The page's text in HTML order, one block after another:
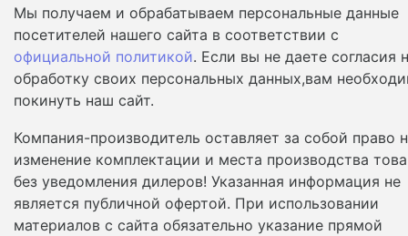
Мы получаем и обрабатываем персональные данные
посетителей нашего сайта в соответствии с
официальной политикой. Если вы не даете согласия
обработку своих персональных данных,вам
покинуть наш сайт.
Компания-производитель оставляет за собой право
изменение комплектации и места производства
без уведомления дилеров! Указанная информация не
является публичной офертой. При использовании
материалов с сайта обязательно указание прямой